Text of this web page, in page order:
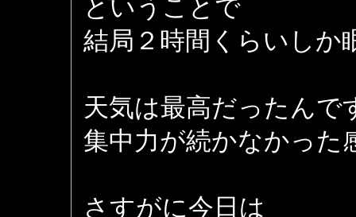
ということで
結局２時間くらいしか
天気は最高だったんで
集中力が続かなかった
さすがに今日は